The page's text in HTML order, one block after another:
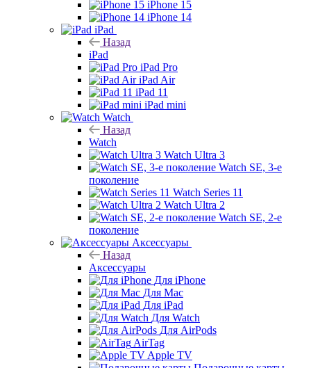
iPhone 15
iPhone 14
iPad
Назад
iPad
iPad Pro
iPad Air
iPad 11
iPad mini
Watch
Назад
Watch
Watch Ultra 3
Watch SE, 3-е
поколение
Watch Series 11
Watch Ultra 2
Watch SE, 2-е
поколение
Аксессуары
Назад
Аксессуары
Для iPhone
Для Mac
Для iPad
Для Watch
Для AirPods
AirTag
Apple TV